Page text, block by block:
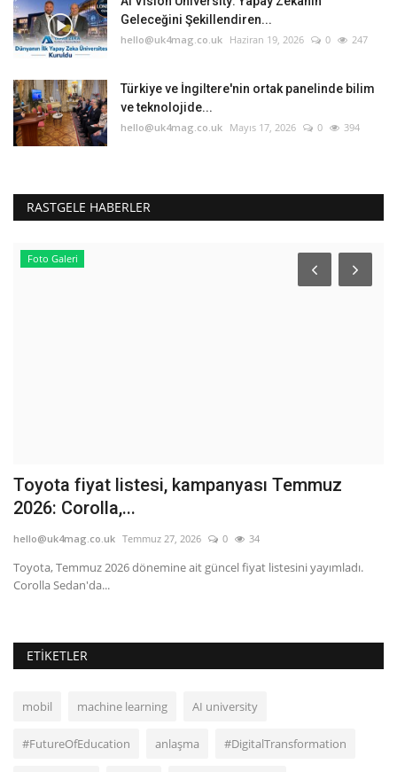
Geleceğini Şekillendiren...
hello@uk4mag.co.uk Haziran 19, 2026 0 247
Türkiye ve İngiltere'nin ortak panelinde bilim
ve teknolojide...
hello@uk4mag.co.uk Mayıs 17, 2026 0 394
RASTGELE HABERLER
Foto Galeri
Toyota fiyat listesi, kampanyası Temmuz
2026: Corolla,...
hello@uk4mag.co.uk Temmuz 27, 2026 0 34
Toyota, Temmuz 2026 dönemine ait güncel fiyat listesini yayımladı.
Corolla Sedan'da...
ETIKETLER
mobil machine learning AI university
#FutureOfEducation anlaşma #DigitalTransformation